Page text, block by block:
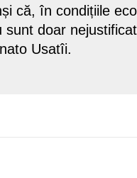
că, în condițiile
doar
Usatîi.